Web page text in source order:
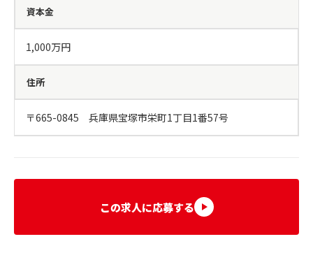
資本金
1,000万円
住所
〒665-0845　兵庫県宝塚市栄町1丁目1番57号
この求人に応募する